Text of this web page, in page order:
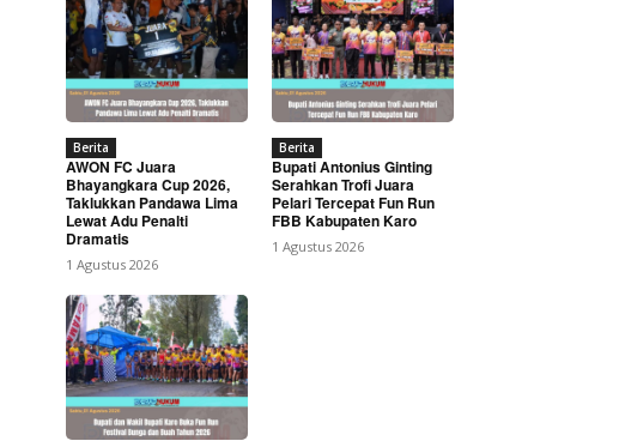
Berita
AWON FC Juara
Bhayangkara Cup 2026,
Taklukkan Pandawa Lima
Lewat Adu Penalti
Dramatis
1 Agustus 2026
Berita
Bupati Antonius Ginting
Serahkan Trofi Juara
Pelari Tercepat Fun Run
FBB Kabupaten Karo
1 Agustus 2026